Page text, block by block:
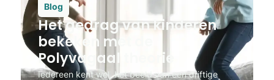
Blog
Het gedrag van kinderen
bekeken met de
Polyvagaal theorie
Iedereen kent wel, het beeld van een driftige